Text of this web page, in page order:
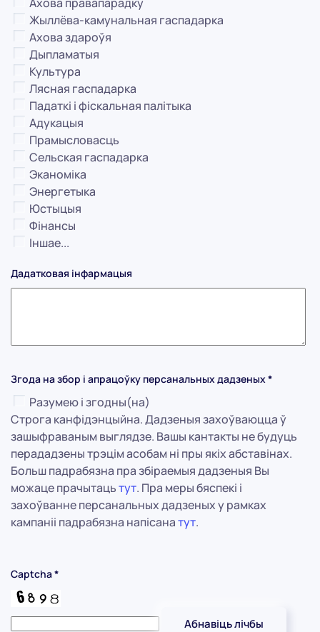
Жыллёва-камунальная гаспадарка
Ахова здароўя
Дыпламатыя
Культура
Лясная гаспадарка
Падаткі і фіскальная палітыка
Адукацыя
Прамысловасць
Сельская гаспадарка
Эканоміка
Энергетыка
Юстыцыя
Фінансы
Іншае...
Дадатковая інфармацыя
Згода на збор і апрацоўку персанальных дадзеных*
Разумею і згодны(на)
Строга канфідэнцыйна. Дадзеныя захоўваюцца ў
зашыфраваным выглядзе. Вашы кантакты не будуць
перададзены трэцім асобам ні пры якіх абставінах.
Больш падрабязна пра збіраемыя дадзеныя Вы
можаце прачытацьтут. Пра меры бяспекі і
захоўванне персанальных дадзеных у рамках
кампаніі падрабязна напісанатут.
Captcha*
Абнавіць лічбы